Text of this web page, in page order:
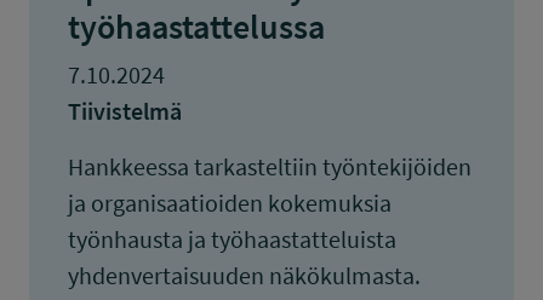
työhaastattelussa
7.10.2024
Tiivistelmä
Hankkeessa tarkasteltiin työntekijöiden
ja organisaatioiden kokemuksia
työnhausta ja työhaastatteluista
yhdenvertaisuuden näkökulmasta.